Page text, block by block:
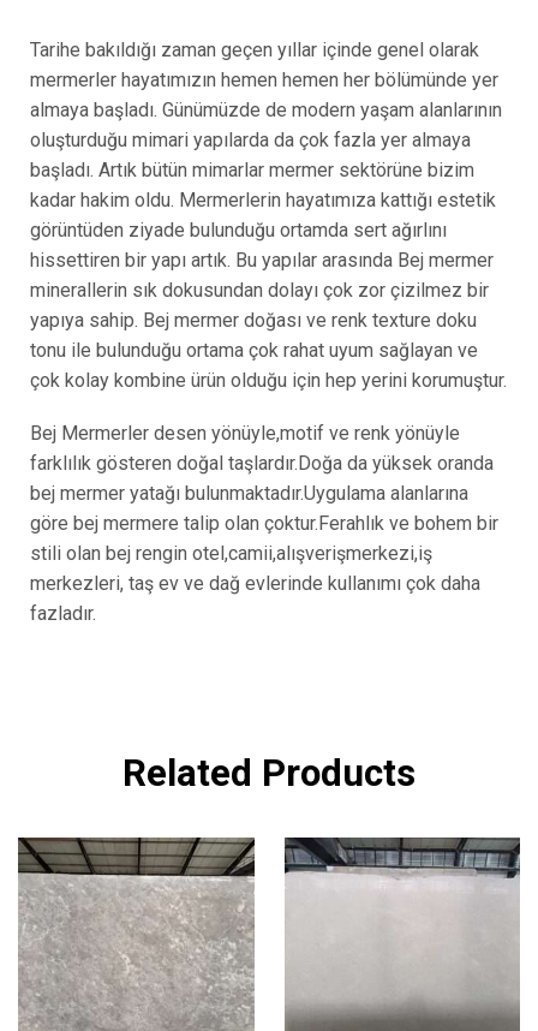
Tarihe bakıldığı zaman geçen yıllar içinde genel olarak
mermerler hayatımızın hemen hemen her bölümünde yer
almaya başladı. Günümüzde de modern yaşam alanlarının
oluşturduğu mimari yapılarda da çok fazla yer almaya
başladı. Artık bütün mimarlar mermer sektörüne bizim
kadar hakim oldu. Mermerlerin hayatımıza kattığı estetik
görüntüden ziyade bulunduğu ortamda sert ağırlını
hissettiren bir yapı artık. Bu yapılar arasında Bej mermer
minerallerin sık dokusundan dolayı çok zor çizilmez bir
yapıya sahip. Bej mermer doğası ve renk texture doku
tonu ile bulunduğu ortama çok rahat uyum sağlayan ve
çok kolay kombine ürün olduğu için hep yerini korumuştur.
Bej Mermerler desen yönüyle,motif ve renk yönüyle
farklılık gösteren doğal taşlardır.Doğa da yüksek oranda
bej mermer yatağı bulunmaktadır.Uygulama alanlarına
göre bej mermere talip olan çoktur.Ferahlık ve bohem bir
stili olan bej rengin otel,camii,alışverişmerkezi,iş
merkezleri, taş ev ve dağ evlerinde kullanımı çok daha
fazladır.
Related Products